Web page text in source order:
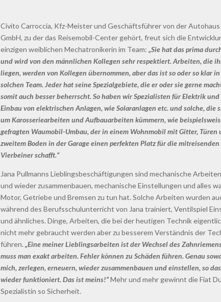
Civito Carroccia, Kfz-Meister und Geschäftsführer von der
GmbH, zu der das Reisemobil-Center gehört, freut sich die
einzigen weiblichen Mechatronikerin im Team: „Sie hat das prima
und wird von den männlichen Kollegen sehr respektiert. Arbeiten, die
liegen, werden von Kollegen übernommen, aber das ist so oder so klar
solchen Team. Jeder hat seine Spezialgebiete, die er oder sie gerne
somit auch besser beherrscht. So haben wir Spezialisten für Elektrik und
Einbau von elektrischen Anlagen, wie Solaranlagen etc. und solche, die
um Karosseriearbeiten und Aufbauarbeiten kümmern, wie
gefragten Waumobil-Umbau, der in einem Wohnmobil mit Gitter, Türen
zweitem Boden in der Garage einen perfekten Platz für die mitreisenden
Vierbeiner schafft.“
Jana Pullmanns Lieblingsbeschäftigungen sind mechanische
und wieder zusammenbauen, mechanische Einstellungen und alles
Motor, Getriebe und Bremsen zu tun hat. Solche Arbeiten wurden
während des Berufsschulunterricht von Jana trainiert, Ventilspiel
und ähnliches. Dinge, Arbeiten, die bei der heutigen Technik
nicht mehr gebraucht werden aber zu besserem Verständnis der
führen. „Eine meiner Lieblingsarbeiten ist der Wechsel des
muss man exakt arbeiten. Fehler können zu Schäden führen. Genau
mich, zerlegen, erneuern, wieder zusammenbauen und einstellen, so
wieder funktioniert. Das ist meins!“Mehr und mehr gewinnt die Fiat
Spezialistin so Sicherheit.